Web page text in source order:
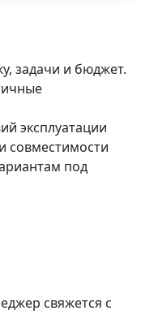
задачи и бюджет.
эксплуатации
совместимости
под
свяжется с